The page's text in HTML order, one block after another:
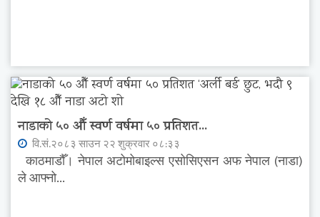
नाडाको ५० औँ स्वर्ण वर्षमा ५० प्रतिशत...
वि.सं.२०८३ साउन २२ शुक्रवार ०८:३३
काठमाडौँ। नेपाल अटोमोबाइल्स एसोसिएसन अफ नेपाल (नाडा)
ले आफ्नो...